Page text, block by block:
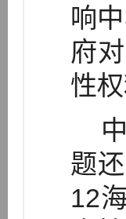
响
府
性
中
题
12